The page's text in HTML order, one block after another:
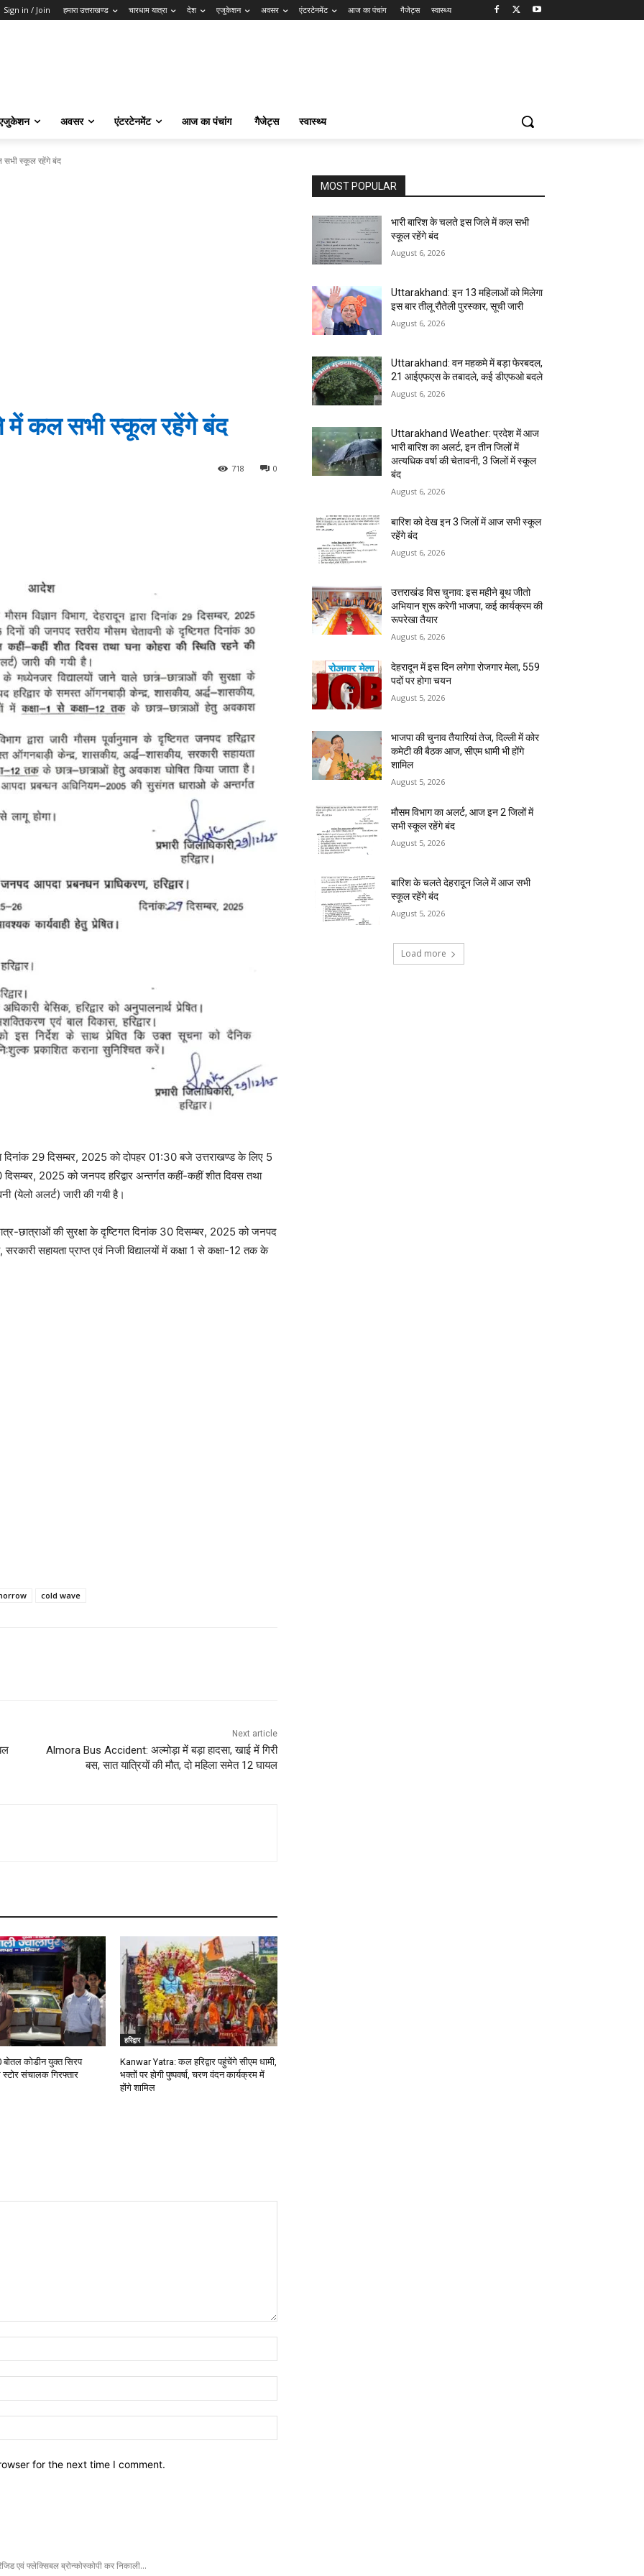
Sign in / Join हमारा उत्तराखण्ड चारधाम यात्रा देश एजुकेशन अवसर एंटरटेनमेंट आज का पंचांग गैजेट्स स्वास्थ्य
अवसर एंटरटेनमेंट आज का पंचांग गैजेट्स स्वास्थ्य
स्कूल रहेंगे बंद
कल सभी स्कूल रहेंगे बंद
0
718
दिनांक 29 दिसम्बर, 2025 को दोपहर 01:30 बजे उत्तराखण्ड के लिए 5
2025 को जनपद हरिद्वार अन्तर्गत कहीं-कहीं शीत दिवस तथा
(येलो अलर्ट) जारी की गयी है।
छात्राओं की सुरक्षा के दृष्टिगत दिनांक 30 दिसम्बर, 2025 को जनपद
सहायता प्राप्त एवं निजी विद्यालयों में कक्षा 1 से कक्षा-12 तक के
cold wave
Next article
Almora Bus Accident: अल्मोड़ा में बड़ा हादसा, खाई में गिरी
बस, सात यात्रियों की मौत, दो महिला समेत 12 घायल
बोतल कोडीन युक्त सिरप
संचालक गिरफ्तार
हरिद्वार
Kanwar Yatra: कल हरिद्वार पहुंचेंगे सीएम धामी,
भक्तों पर होगी पुष्पवर्षा, चरण वंदन कार्यक्रम में
होंगे शामिल
for the next time I comment.
MOST POPULAR
भारी बारिश के चलते इस जिले में कल सभी
स्कूल रहेंगे बंद
August 6, 2026
Uttarakhand: इन 13 महिलाओं को मिलेगा
इस बार तीलू रौतेली पुरस्कार, सूची जारी
August 6, 2026
Uttarakhand: वन महकमे में बड़ा फेरबदल,
21 आईएफएस के तबादले, कई डीएफओ बदले
August 6, 2026
Uttarakhand Weather: प्रदेश में आज
भारी बारिश का अलर्ट, इन तीन जिलों में
अत्यधिक वर्षा की चेतावनी, 3 जिलों में स्कूल
बंद
August 6, 2026
बारिश को देख इन 3 जिलों में आज सभी स्कूल
रहेंगे बंद
August 6, 2026
उत्तराखंड विस चुनाव: इस महीने बूथ जीतो
अभियान शुरू करेगी भाजपा, कई कार्यक्रम की
रूपरेखा तैयार
August 6, 2026
देहरादून में इस दिन लगेगा रोजगार मेला, 559
पदों पर होगा चयन
August 5, 2026
भाजपा की चुनाव तैयारियां तेज, दिल्ली में कोर
कमेटी की बैठक आज, सीएम धामी भी होंगे
शामिल
August 5, 2026
मौसम विभाग का अलर्ट, आज इन 2 जिलों में
सभी स्कूल रहेंगे बंद
August 5, 2026
बारिश के चलते देहरादून जिले में आज सभी
स्कूल रहेंगे बंद
August 5, 2026
Load more